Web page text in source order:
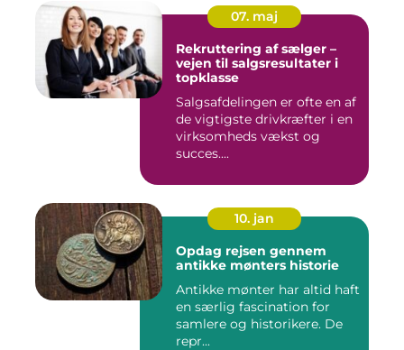
07. maj
Rekruttering af sælger –
vejen til salgsresultater i
topklasse
Salgsafdelingen er ofte en af
de vigtigste drivkræfter i en
virksomheds vækst og
succes....
10. jan
Opdag rejsen gennem
antikke mønters historie
Antikke mønter har altid haft
en særlig fascination for
samlere og historikere. De
repr...